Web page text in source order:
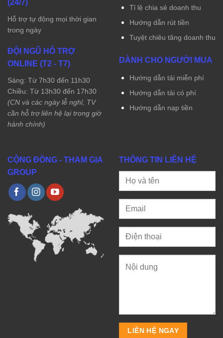
(24/7)
Hỗ trợ tự động mọi thời gian
trong ngày
ĐỘI NGŨ HỖ TRỢ
ONLINE (T2 - T7)
Sáng: Từ 7h30 đến 11h30
Chiều: Từ 13h30 đến 17h30
(CN và các ngày lễ nghỉ, TV
cần hỗ trợ liên hệ lại trong giờ
hành chính)
Tỉ lệ chia sẻ doanh thu
Hướng dẫn rút tiền
Tuyệt chiêu tăng doanh thu
DÀNH CHO NGƯỜI MUA
Hướng dẫn tải miễn phí
Hướng dẫn tải có phí
Hướng dẫn nạp tiền
CỘNG ĐỒNG - THAM GIA
GROUP
THÔNG TIN LIÊN HỆ